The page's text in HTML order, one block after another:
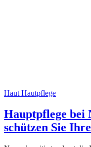
HautHautpflege
Hauptpflege bei
schützen Sie